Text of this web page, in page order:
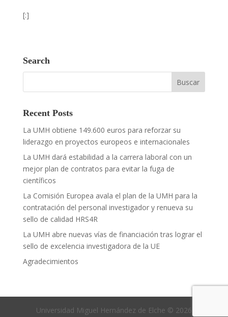
[:]
Search
Recent Posts
La UMH obtiene 149.600 euros para reforzar su
liderazgo en proyectos europeos e internacionales
La UMH dará estabilidad a la carrera laboral con un
mejor plan de contratos para evitar la fuga de
científicos
La Comisión Europea avala el plan de la UMH para la
contratación del personal investigador y renueva su
sello de calidad HRS4R
La UMH abre nuevas vías de financiación tras lograr el
sello de excelencia investigadora de la UE
Agradecimientos
Universidad Miguel Hernández de Elche © 2026